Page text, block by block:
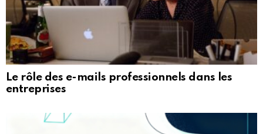
Le rôle des e-mails professionnels dans les
entreprises